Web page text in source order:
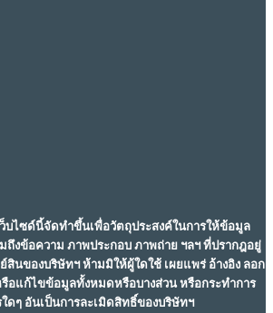
บไซด์นี้จัดทำขึ้นเพื่อวัตถุประสงค์ในการให้ข้อมูล
งข้อความ ภาพประกอบ ภาพถ่าย ฯลฯ ที่ปรากฎอยู่
สินของบริษัทฯ ห้ามมิให้ผู้ใดใช้ เผยแพร่ อ้างอิง ลอก
อแก้ไขข้อมูลทั้งหมดหรือบางส่วน หรือกระทำการ
ดๆ อันเป็นการละเมิดสิทธิ์ของบริษัทฯ